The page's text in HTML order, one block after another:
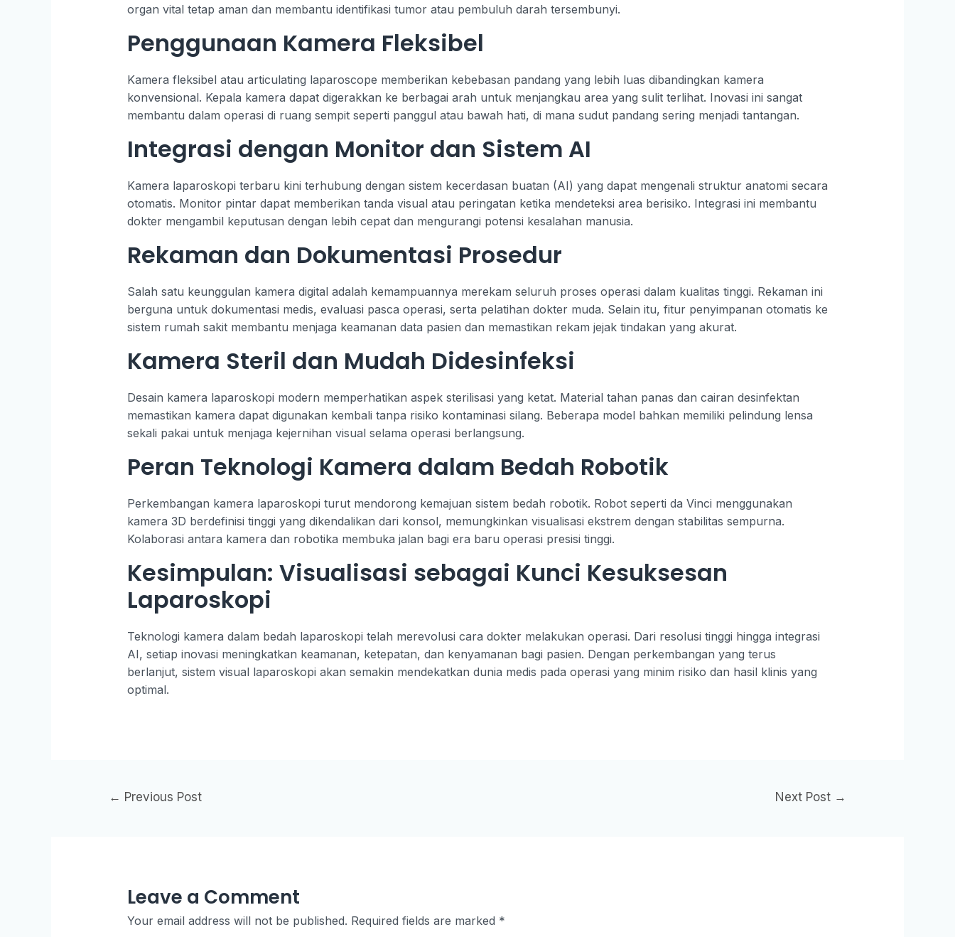
organ vital tetap aman dan membantu identifikasi tumor atau pembuluh darah tersembunyi.
Penggunaan Kamera Fleksibel
Kamera fleksibel atau articulating laparoscope memberikan kebebasan pandang yang lebih luas dibandingkan kamera
konvensional. Kepala kamera dapat digerakkan ke berbagai arah untuk menjangkau area yang sulit terlihat. Inovasi ini sangat
membantu dalam operasi di ruang sempit seperti panggul atau bawah hati, di mana sudut pandang sering menjadi tantangan.
Integrasi dengan Monitor dan Sistem AI
Kamera laparoskopi terbaru kini terhubung dengan sistem kecerdasan buatan (AI) yang dapat mengenali struktur anatomi secara
otomatis. Monitor pintar dapat memberikan tanda visual atau peringatan ketika mendeteksi area berisiko. Integrasi ini membantu
dokter mengambil keputusan dengan lebih cepat dan mengurangi potensi kesalahan manusia.
Rekaman dan Dokumentasi Prosedur
Salah satu keunggulan kamera digital adalah kemampuannya merekam seluruh proses operasi dalam kualitas tinggi. Rekaman ini
berguna untuk dokumentasi medis, evaluasi pasca operasi, serta pelatihan dokter muda. Selain itu, fitur penyimpanan otomatis ke
sistem rumah sakit membantu menjaga keamanan data pasien dan memastikan rekam jejak tindakan yang akurat.
Kamera Steril dan Mudah Didesinfeksi
Desain kamera laparoskopi modern memperhatikan aspek sterilisasi yang ketat. Material tahan panas dan cairan desinfektan
memastikan kamera dapat digunakan kembali tanpa risiko kontaminasi silang. Beberapa model bahkan memiliki pelindung lensa
sekali pakai untuk menjaga kejernihan visual selama operasi berlangsung.
Peran Teknologi Kamera dalam Bedah Robotik
Perkembangan kamera laparoskopi turut mendorong kemajuan sistem bedah robotik. Robot seperti da Vinci menggunakan
kamera 3D berdefinisi tinggi yang dikendalikan dari konsol, memungkinkan visualisasi ekstrem dengan stabilitas sempurna.
Kolaborasi antara kamera dan robotika membuka jalan bagi era baru operasi presisi tinggi.
Kesimpulan: Visualisasi sebagai Kunci Kesuksesan
Laparoskopi
Teknologi kamera dalam bedah laparoskopi telah merevolusi cara dokter melakukan operasi. Dari resolusi tinggi hingga integrasi
AI, setiap inovasi meningkatkan keamanan, ketepatan, dan kenyamanan bagi pasien. Dengan perkembangan yang terus
berlanjut, sistem visual laparoskopi akan semakin mendekatkan dunia medis pada operasi yang minim risiko dan hasil klinis yang
optimal.
← Previous Post Next Post →
Leave a Comment
Your email address will not be published. Required fields are marked *